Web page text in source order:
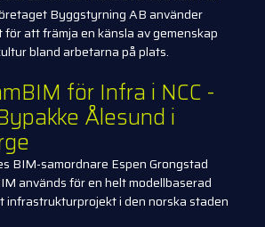
Byggstyrning AB använder
att främja en känsla av gemenskap
bland arbetarna på plats.
för Infra i NCC -
Ålesund i
BIM-samordnare Espen Grongstad
används för en helt modellbaserad
infrastrukturprojekt i den norska staden